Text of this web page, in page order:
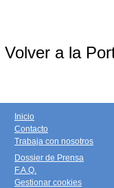
Volver a la
Inicio
Contacto
Trabaja con nosotros
Dossier de Prensa
F.A.Q.
Gestionar cookies